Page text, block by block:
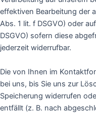
effektiven Bearbeitung der
Abs. 1 lit. f DSGVO) oder
DSGVO) sofern diese
jederzeit widerrufbar.
Die von Ihnen im
bei uns, bis Sie uns zur
Speicherung widerrufen
entfällt (z. B. nach